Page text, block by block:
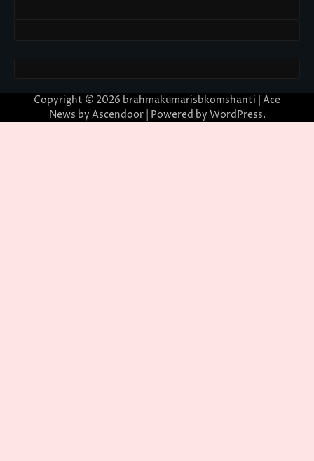
Copyright © 2026 brahmakumarisbkomshanti | Ace
News by Ascendoor| Powered by WordPress.